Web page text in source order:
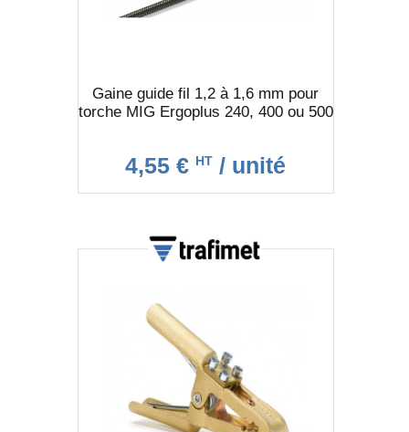
Gaine guide fil 1,2 à 1,6 mm pour
torche MIG Ergoplus 240, 400 ou 500
4,55 € HT / unité